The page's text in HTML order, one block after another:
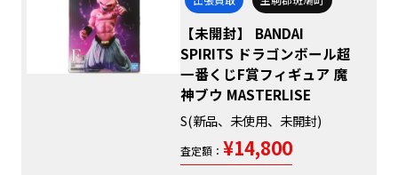
【未開封】 BANDAI
SPIRITS ドラゴンボール超
一番くじF賞フィギュア 魔
神ブウ MASTERLISE
S(新品、未使用、未開封)
査定額： ¥14,800